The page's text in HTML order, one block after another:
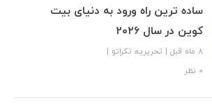
ساده ترین راه ورود به دنیای بیت
کوین در سال ۲۰۲۶
8 ماه قبل | تحریریه تکراتو |
۰ نظر